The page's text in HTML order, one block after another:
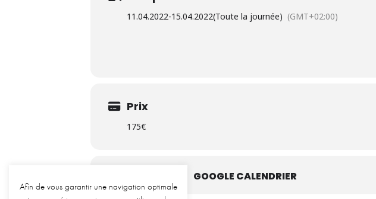
11.04.2022-15.04.2022(Toute la journée) (GMT+02:00)
Prix
175€
GOOGLE CALENDRIER
Afin de vous garantir une navigation optimale